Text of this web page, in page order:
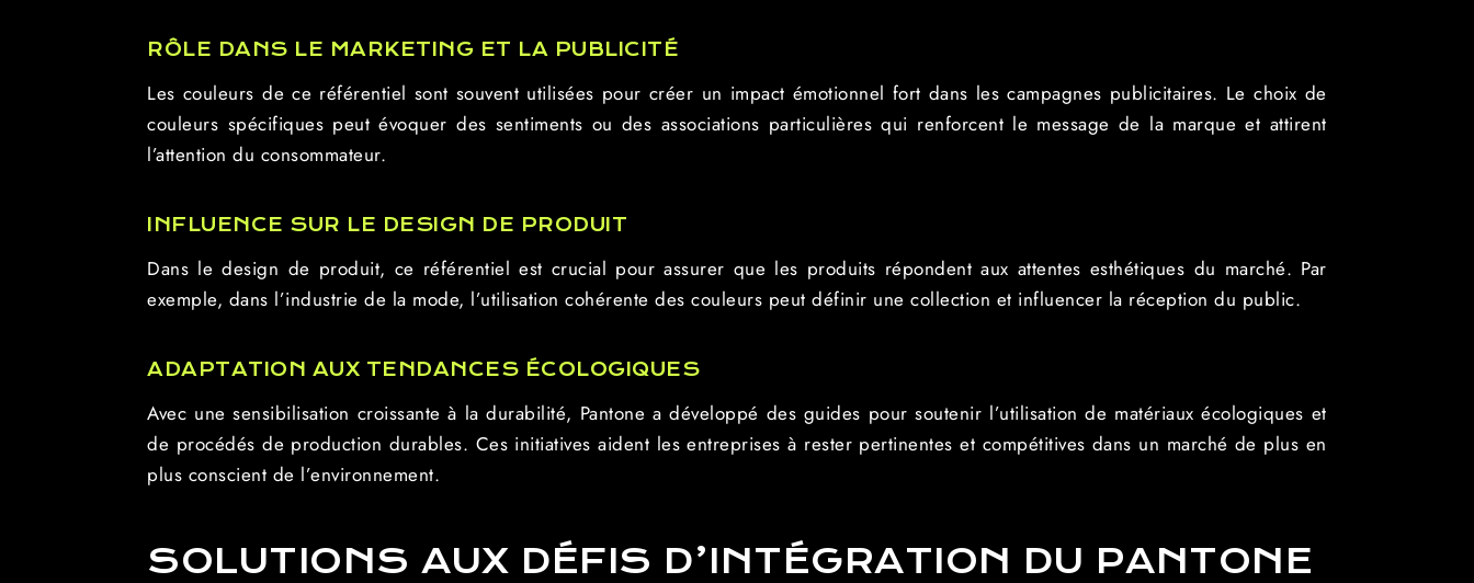
RÔLE DANS LE MARKETING ET LA PUBLICITÉ
Les couleurs de ce référentiel sont souvent utilisées pour créer un impact émotionnel fort dans les campagnes publicitaires. Le choix de
couleurs spécifiques peut évoquer des sentiments ou des associations particulières qui renforcent le message de la marque et attirent
l’attention du consommateur.
INFLUENCE SUR LE DESIGN DE PRODUIT
Dans le design de produit, ce référentiel est crucial pour assurer que les produits répondent aux attentes esthétiques du marché. Par
exemple, dans l’industrie de la mode, l’utilisation cohérente des couleurs peut définir une collection et influencer la réception du public.
ADAPTATION AUX TENDANCES ÉCOLOGIQUES
Avec une sensibilisation croissante à la durabilité, Pantone a développé des guides pour soutenir l’utilisation de matériaux écologiques et
de procédés de production durables. Ces initiatives aident les entreprises à rester pertinentes et compétitives dans un marché de plus en
plus conscient de l’environnement.
SOLUTIONS AUX DÉFIS D’INTÉGRATION DU PANTONE